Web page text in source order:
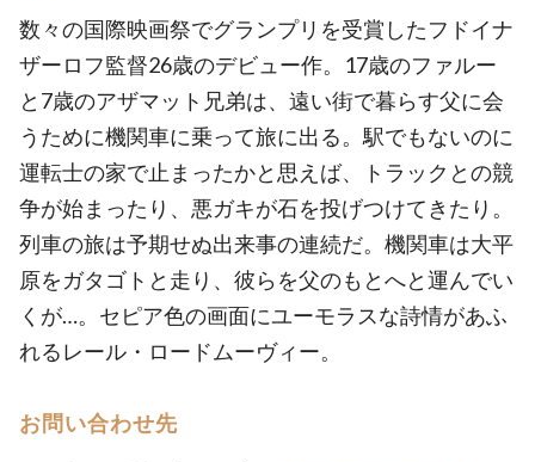
数々の国際映画祭でグランプリを受賞したフドイナ
ザーロフ監督26歳のデビュー作。17歳のファルー
と7歳のアザマット兄弟は、遠い街で暮らす父に会
うために機関車に乗って旅に出る。駅でもないのに
運転士の家で止まったかと思えば、トラックとの競
争が始まったり、悪ガキが石を投げつけてきたり。
列車の旅は予期せぬ出来事の連続だ。機関車は大平
原をガタゴトと走り、彼らを父のもとへと運んでい
くが…。セピア色の画面にユーモラスな詩情があふ
れるレール・ロードムーヴィー。
お問い合わせ先